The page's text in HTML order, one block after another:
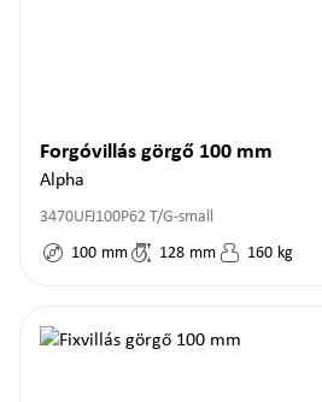
Forgóvillás görgő 100 mm
Alpha
3470UFJ100P62 T/G-small
100 mm 128 mm 160 kg